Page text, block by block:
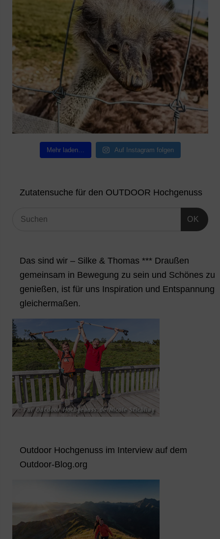
Mehr laden… Auf Instagram folgen
Zutatensuche für den OUTDOOR Hochgenuss
OK
Das sind wir – Silke & Thomas *** Draußen
gemeinsam in Bewegung zu sein und Schönes zu
genießen, ist für uns Inspiration und Entspannung
gleichermaßen.
Outdoor Hochgenuss im Interview auf dem
Outdoor-Blog.org